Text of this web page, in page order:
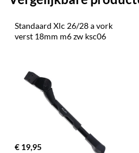
Standaard Xlc 26/28 a vork
verst 18mm m6 zw ksc06
€ 19,95